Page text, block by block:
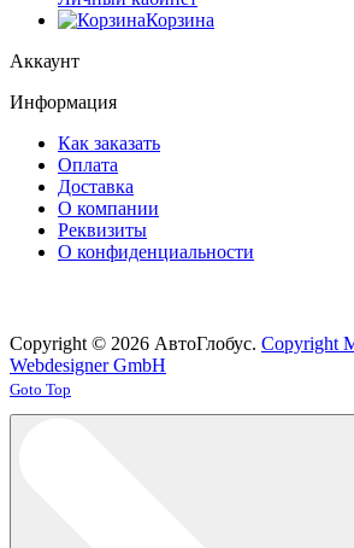
Корзина
Аккаунт
Информация
Как заказать
Оплата
Доставка
О компании
Реквизиты
О конфиденциальности
Copyright © 2026 АвтоГлобус. Copyright
Webdesigner GmbH
Joomla! 3 Templates
Goto Top